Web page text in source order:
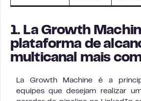
1. La Growth
plataforma de
multicanal mais
La Growth Machine é a
equipes que desejam realizar